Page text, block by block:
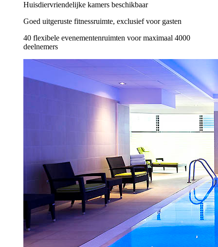
Huisdiervriendelijke kamers beschikbaar
Goed uitgeruste fitnessruimte, exclusief voor gasten
40 flexibele evenementenruimten voor maximaal 4000
deelnemers